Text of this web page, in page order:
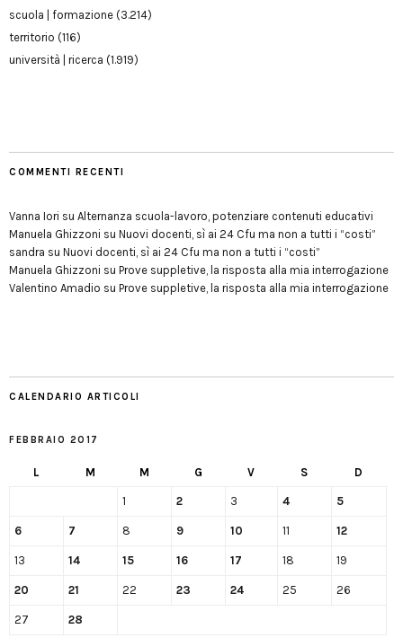
scuola | formazione (3.214)
territorio (116)
università | ricerca (1.919)
COMMENTI RECENTI
Vanna Iori su Alternanza scuola-lavoro, potenziare contenuti educativi
Manuela Ghizzoni su Nuovi docenti, sì ai 24 Cfu ma non a tutti i “costi”
sandra su Nuovi docenti, sì ai 24 Cfu ma non a tutti i “costi”
Manuela Ghizzoni su Prove suppletive, la risposta alla mia interrogazione
Valentino Amadio su Prove suppletive, la risposta alla mia interrogazione
CALENDARIO ARTICOLI
FEBBRAIO 2017
L M M G V S D
1 2 3 4 5
6 7 8 9 10 11 12
13 14 15 16 17 18 19
20 21 22 23 24 25 26
27 28